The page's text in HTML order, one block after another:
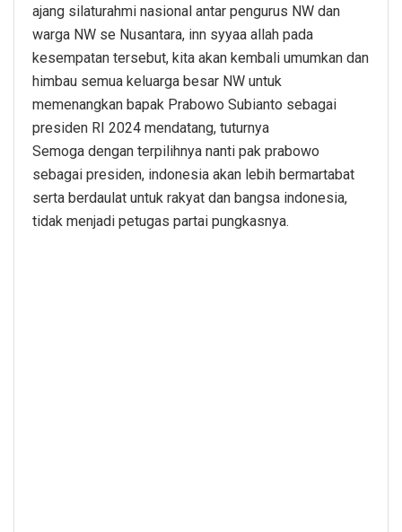
ajang silaturahmi nasional antar pengurus NW dan
warga NW se Nusantara, inn syyaa allah pada
kesempatan tersebut, kita akan kembali umumkan dan
himbau semua keluarga besar NW untuk
memenangkan bapak Prabowo Subianto sebagai
presiden RI 2024 mendatang, tuturnya
Semoga dengan terpilihnya nanti pak prabowo
sebagai presiden, indonesia akan lebih bermartabat
serta berdaulat untuk rakyat dan bangsa indonesia,
tidak menjadi petugas partai pungkasnya.